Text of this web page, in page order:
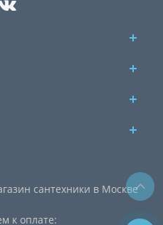
сантехники в Москве
к оплате: